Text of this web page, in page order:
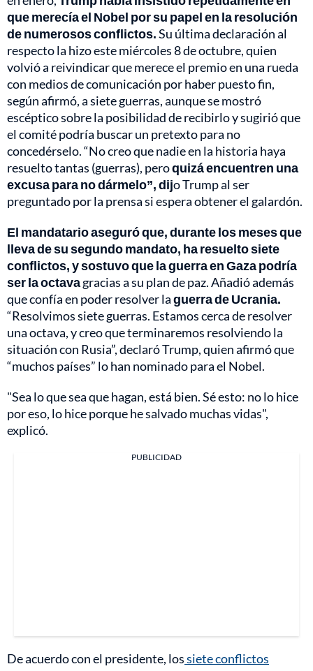
que merecía el Nobel por su papel en la resolución
de numerosos conflictos.Su última declaración al
respecto la hizo este miércoles 8 de octubre, quien
volvió a reivindicar que merece el premio en una rueda
con medios de comunicación por haber puesto fin,
según afirmó, a siete guerras, aunque se mostró
escéptico sobre la posibilidad de recibirlo y sugirió que
el comité podría buscar un pretexto para no
concedérselo. “No creo que nadie en la historia haya
resuelto tantas (guerras), peroquizá encuentren una
excusa para no dármelo”, dijo Trump al ser
preguntado por la prensa si espera obtener el galardón.
El mandatario aseguró que, durante los meses que
lleva de su segundo mandato, ha resuelto siete
conflictos, y sostuvo que la guerra en Gaza podría
ser la octavagracias a su plan de paz. Añadió además
que confía en poder resolver laguerra de Ucrania.
“Resolvimos siete guerras. Estamos cerca de resolver
una octava, y creo que terminaremos resolviendo la
situación con Rusia”, declaró Trump, quien afirmó que
“muchos países” lo han nominado para el Nobel.
"Sea lo que sea que hagan, está bien. Sé esto: no lo hice
por eso, lo hice porque he salvado muchas vidas",
explicó.
PUBLICIDAD
De acuerdo con el presidente, lossiete conflictos